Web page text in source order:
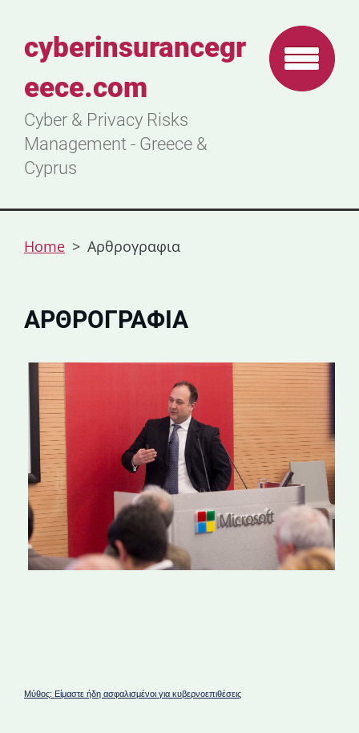
cyberinsurancegr
eece.com
Cyber & Privacy Risks
Management - Greece &
Cyprus
Home > Αρθρογραφια
ΑΡΘΡΟΓΡΑΦΙΑ
Μύθος: Είμαστε ήδη ασφαλισμένοι για κυβερνοεπιθέσεις